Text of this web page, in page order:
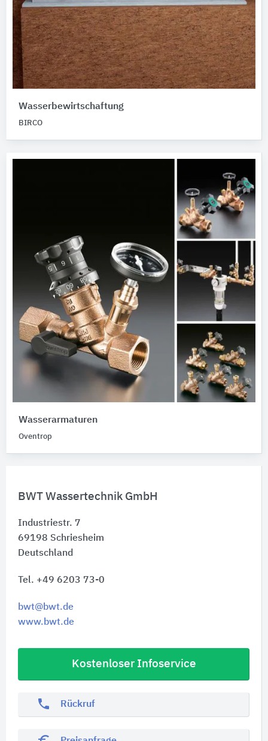
BWT Wassertechnik GmbH
Industriestr. 7
69198 Schriesheim
Deutschland
Tel. +49 6203 73-0
bwt@bwt.de
www.bwt.de
Kostenloser Infoservice
phone Rückruf
Wasserbewirtschaftung
BIRCO
Wasserarmaturen
Oventrop